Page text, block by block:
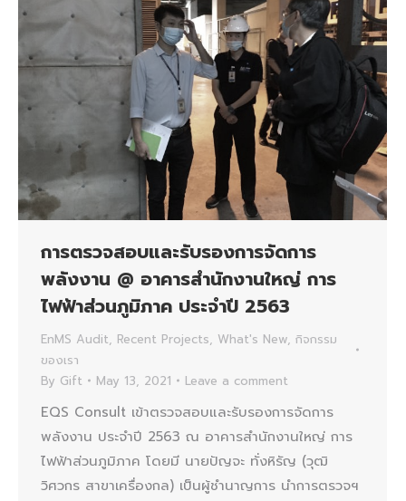
การตรวจสอบและรับรองการจัดการ
พลังงาน @ อาคารสำนักงานใหญ่ การ
ไฟฟ้าส่วนภูมิภาค ประจำปี 2563
EnMS Audit, Recent Projects, What's New, กิจกรรม
ของเรา
By Gift May 13, 2021 Leave a comment
EQS Consult เข้าตรวจสอบและรับรองการจัดการ
พลังงาน ประจำปี 2563 ณ อาคารสำนักงานใหญ่ การ
ไฟฟ้าส่วนภูมิภาค โดยมี นายปัญจะ ทั่งหิรัญ (วุฒิ
วิศวกร สาขาเครื่องกล) เป็นผู้ชำนาญการ นำการตรวจฯ